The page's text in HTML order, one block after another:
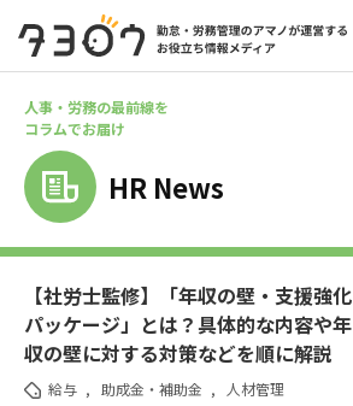
人事・労務の最前線を
コラムでお届け
HR News
【社労士監修】「年収の壁・支援強化
パッケージ」とは？具体的な内容や年
収の壁に対する対策などを順に解説
給与 , 助成金・補助金 , 人材管理